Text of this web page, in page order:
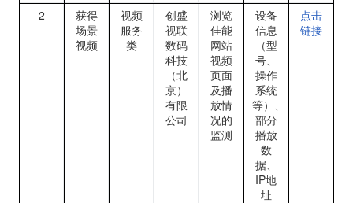
2
获得
场景
视频
视频
服务
类
创盛
视联
数码
科技
（北
京）
有限
公司
浏览
佳能
网站
视频
页面
及播
放情
况的
监测
设备
信息
（型
号、
操作
系统
等）、
部分
播放
数
据、
IP地
址
点击
链接